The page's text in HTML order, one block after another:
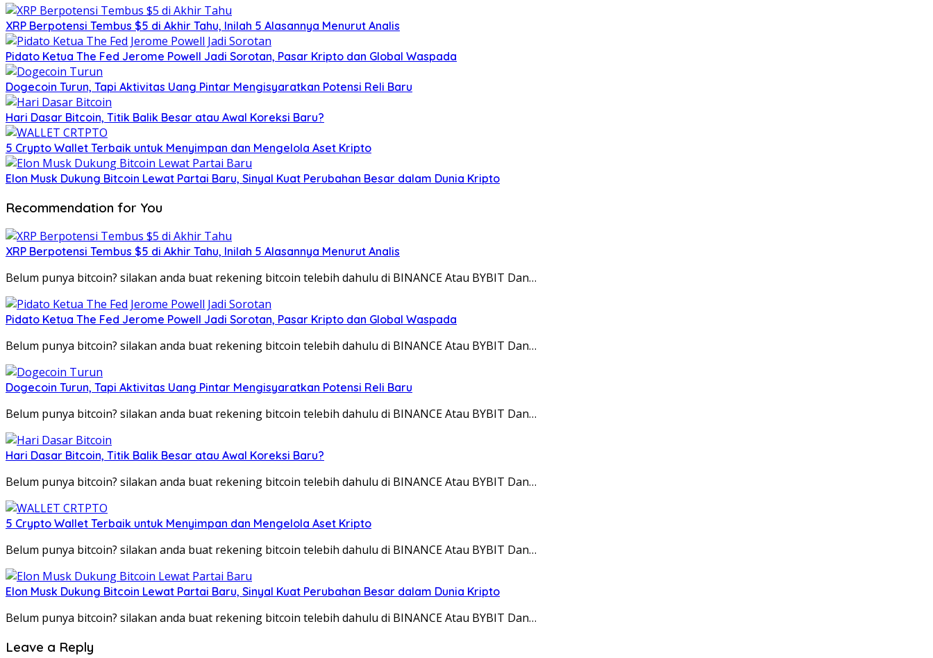
XRP Berpotensi Tembus $5 di Akhir Tahu, Inilah 5 Alasannya Menurut Analis
Pidato Ketua The Fed Jerome Powell Jadi Sorotan, Pasar Kripto dan Global Waspada
Dogecoin Turun, Tapi Aktivitas Uang Pintar Mengisyaratkan Potensi Reli Baru
Hari Dasar Bitcoin, Titik Balik Besar atau Awal Koreksi Baru?
5 Crypto Wallet Terbaik untuk Menyimpan dan Mengelola Aset Kripto
Elon Musk Dukung Bitcoin Lewat Partai Baru, Sinyal Kuat Perubahan Besar dalam Dunia Kripto
Recommendation for You
XRP Berpotensi Tembus $5 di Akhir Tahu, Inilah 5 Alasannya Menurut Analis
Belum punya bitcoin? silakan anda buat rekening bitcoin telebih dahulu di BINANCE Atau BYBIT Dan…
Pidato Ketua The Fed Jerome Powell Jadi Sorotan, Pasar Kripto dan Global Waspada
Belum punya bitcoin? silakan anda buat rekening bitcoin telebih dahulu di BINANCE Atau BYBIT Dan…
Dogecoin Turun, Tapi Aktivitas Uang Pintar Mengisyaratkan Potensi Reli Baru
Belum punya bitcoin? silakan anda buat rekening bitcoin telebih dahulu di BINANCE Atau BYBIT Dan…
Hari Dasar Bitcoin, Titik Balik Besar atau Awal Koreksi Baru?
Belum punya bitcoin? silakan anda buat rekening bitcoin telebih dahulu di BINANCE Atau BYBIT Dan…
5 Crypto Wallet Terbaik untuk Menyimpan dan Mengelola Aset Kripto
Belum punya bitcoin? silakan anda buat rekening bitcoin telebih dahulu di BINANCE Atau BYBIT Dan…
Elon Musk Dukung Bitcoin Lewat Partai Baru, Sinyal Kuat Perubahan Besar dalam Dunia Kripto
Belum punya bitcoin? silakan anda buat rekening bitcoin telebih dahulu di BINANCE Atau BYBIT Dan…
Leave a Reply